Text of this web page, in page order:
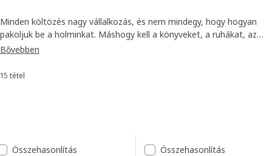
Minden költözés nagy vállalkozás, és nem mindegy, hogy hogyan
pakoljuk be a holminkat. Máshogy kell a könyveket, a ruhákat, az
edényeket és a játékokat szállítani, ezért érdemes alaposan
kosarak, vászon- vagy műanyag zsákok, hevederek, sőt, akár a
Bővebben
Rendezés és szűrés
15 tétel
Eredménylista
Összehasonlítás Összehasonlítás